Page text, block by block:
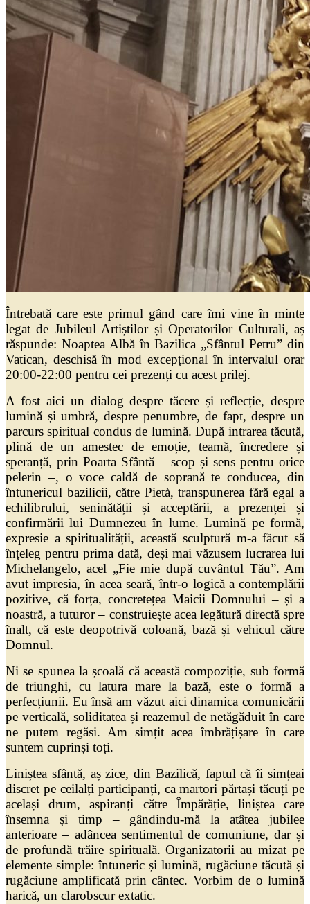
Întrebată care este primul gând care îmi vine în minte
legat de Jubileul Artiștilor și Operatorilor Culturali, aș
răspunde: Noaptea Albă în Bazilica „Sfântul Petru” din
Vatican, deschisă în mod excepțional în intervalul orar
20:00-22:00 pentru cei prezenți cu acest prilej.
A fost aici un dialog despre tăcere și reflecție, despre
lumină și umbră, despre penumbre, de fapt, despre un
parcurs spiritual condus de lumină. După intrarea tăcută,
plină de un amestec de emoție, teamă, încredere și
speranță, prin Poarta Sfântă – scop și sens pentru orice
pelerin –, o voce caldă de soprană te conducea, din
întunericul bazilicii, către Pietà, transpunerea fără egal a
echilibrului, seninătății și acceptării, a prezenței și
confirmării lui Dumnezeu în lume. Lumină pe formă,
expresie a spiritualității, această sculptură m-a făcut să
înțeleg pentru prima dată, deși mai văzusem lucrarea lui
Michelangelo, acel „Fie mie după cuvântul Tău”. Am
avut impresia, în acea seară, într-o logică a contemplării
pozitive, că forța, concretețea Maicii Domnului – și a
noastră, a tuturor – construiește acea legătură directă spre
înalt, că este deopotrivă coloană, bază și vehicul către
Domnul.
Ni se spunea la școală că această compoziție, sub formă
de triunghi, cu latura mare la bază, este o formă a
perfecțiunii. Eu însă am văzut aici dinamica comunicării
pe verticală, soliditatea și reazemul de netăgăduit în care
ne putem regăsi. Am simțit acea îmbrățișare în care
suntem cuprinși toți.
Liniștea sfântă, aș zice, din Bazilică, faptul că îi simțeai
discret pe ceilalți participanți, ca martori părtași tăcuți pe
același drum, aspiranți către Împărăție, liniștea care
însemna și timp – gândindu-mă la atâtea jubilee
anterioare – adâncea sentimentul de comuniune, dar și
de profundă trăire spirituală. Organizatorii au mizat pe
elemente simple: întuneric și lumină, rugăciune tăcută și
rugăciune amplificată prin cântec. Vorbim de o lumină
harică, un clarobscur extatic.